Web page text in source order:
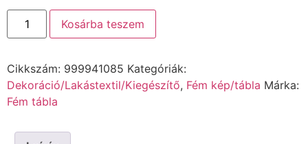
Kosárba teszem
Cikkszám: 999941085 Kategóriák:
Dekoráció/Lakástextil/Kiegészítő, Fém kép/tábla Márka:
Fém tábla